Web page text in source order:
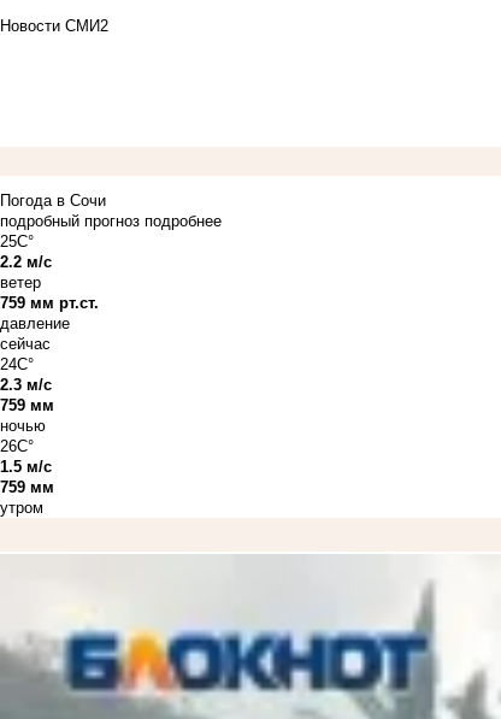
Новости СМИ2
Погода в Сочи
подробный прогноз подробнее
25C°
2.2 м/с
ветер
759 мм рт.ст.
давление
сейчас
24C°
2.3 м/с
759 мм
ночью
26C°
1.5 м/с
759 мм
утром